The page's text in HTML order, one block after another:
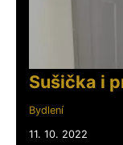
Sušička i
Bydlení
11. 10. 2022